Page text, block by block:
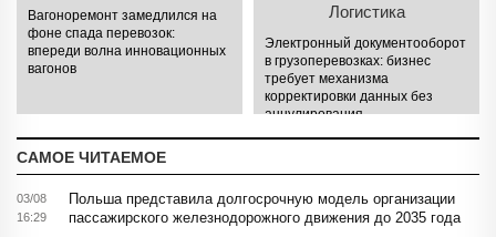
Вагоноремонт замедлился на
фоне спада перевозок:
впереди волна инновационных
вагонов
Логистика
Электронный документооборот
в грузоперевозках: бизнес
требует механизма
корректировки данных без
аннулирования
САМОЕ ЧИТАЕМОЕ
03/08
16:29
Польша представила долгосрочную модель организации
пассажирского железнодорожного движения до 2035 года